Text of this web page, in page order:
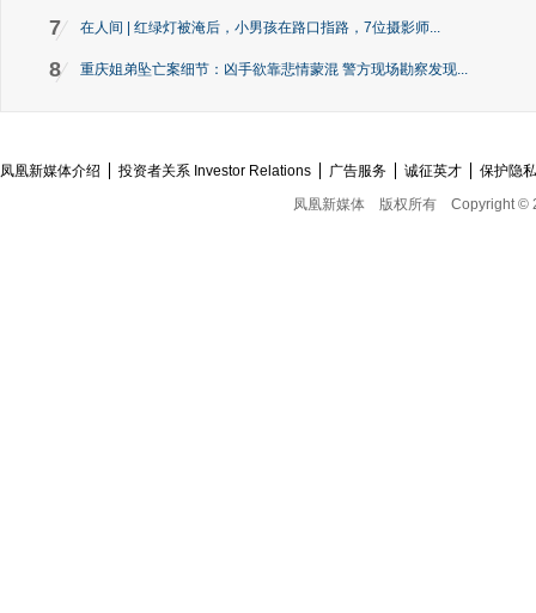
7 在人间 | 红绿灯被淹后，小男孩在路口指路，7位摄影师...
8 重庆姐弟坠亡案细节：凶手欲靠悲情蒙混 警方现场勘察发现...
凤凰新媒体介绍 投资者关系 Investor Relations 广告服务 诚征英才
保护隐
凤凰新媒体
版权所有 Copyright ©